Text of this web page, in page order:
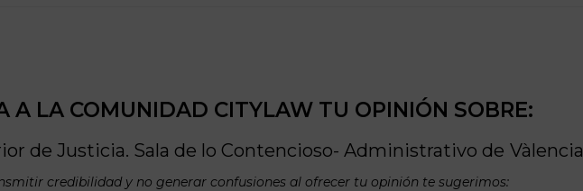
A LA COMUNIDAD CITYLAW TU OPINIÓN SOBRE:
de Justicia. Sala de lo Contencioso- Administrativo de Vàlencia
credibilidad y no generar confusiones al ofrecer tu opinión te sugerimos: